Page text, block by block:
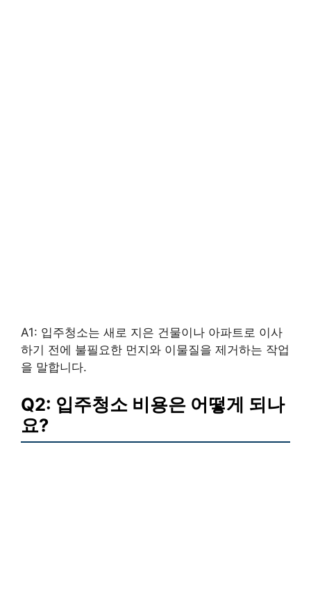
A1: 입주청소는 새로 지은 건물이나 아파트로 이사
하기 전에 불필요한 먼지와 이물질을 제거하는 작업
을 말합니다.
Q2: 입주청소 비용은 어떻게 되나
요?